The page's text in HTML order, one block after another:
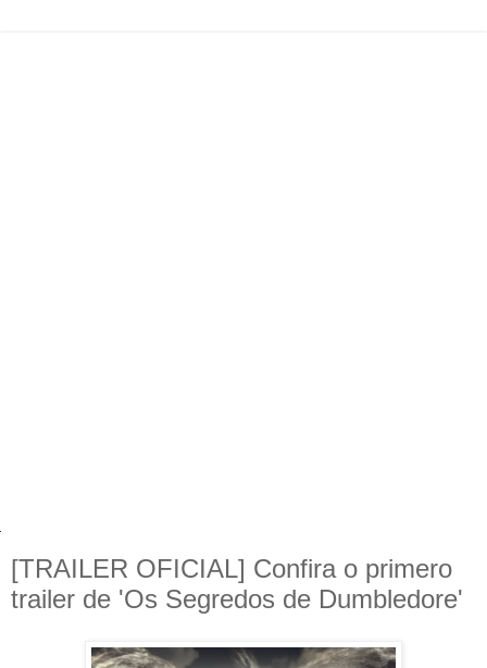
[TRAILER OFICIAL] Confira o primero
trailer de 'Os Segredos de Dumbledore'